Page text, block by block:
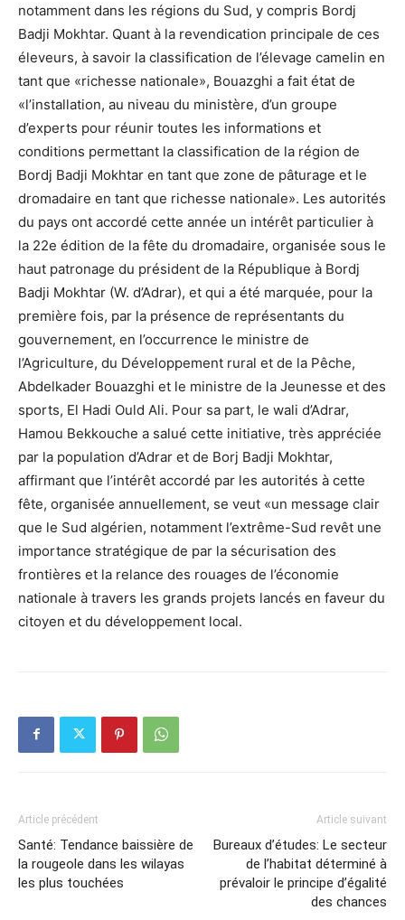
notamment dans les régions du Sud, y compris Bordj
Badji Mokhtar. Quant à la revendication principale de ces
éleveurs, à savoir la classification de l’élevage camelin en
tant que «richesse nationale», Bouazghi a fait état de
«l’installation, au niveau du ministère, d’un groupe
d’experts pour réunir toutes les informations et
conditions permettant la classification de la région de
Bordj Badji Mokhtar en tant que zone de pâturage et le
dromadaire en tant que richesse nationale». Les autorités
du pays ont accordé cette année un intérêt particulier à
la 22e édition de la fête du dromadaire, organisée sous le
haut patronage du président de la République à Bordj
Badji Mokhtar (W. d’Adrar), et qui a été marquée, pour la
première fois, par la présence de représentants du
gouvernement, en l’occurrence le ministre de
l’Agriculture, du Développement rural et de la Pêche,
Abdelkader Bouazghi et le ministre de la Jeunesse et des
sports, El Hadi Ould Ali. Pour sa part, le wali d’Adrar,
Hamou Bekkouche a salué cette initiative, très appréciée
par la population d’Adrar et de Borj Badji Mokhtar,
affirmant que l’intérêt accordé par les autorités à cette
fête, organisée annuellement, se veut «un message clair
que le Sud algérien, notamment l’extrême-Sud revêt une
importance stratégique de par la sécurisation des
frontières et la relance des rouages de l’économie
nationale à travers les grands projets lancés en faveur du
citoyen et du développement local.
Article précédent
Santé: Tendance baissière de
la rougeole dans les wilayas
les plus touchées
Article suivant
Bureaux d’études: Le secteur
de l’habitat déterminé à
prévaloir le principe d’égalité
des chances